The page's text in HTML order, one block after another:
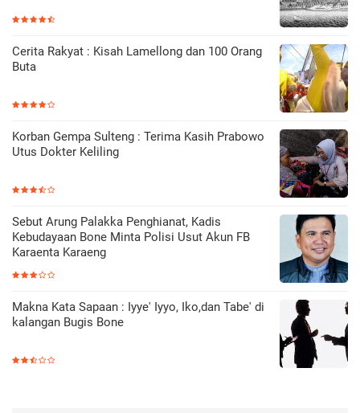
Cerita Rakyat : Kisah Lamellong dan 100 Orang
Buta
Korban Gempa Sulteng : Terima Kasih Prabowo
Utus Dokter Keliling
Sebut Arung Palakka Penghianat, Kadis
Kebudayaan Bone Minta Polisi Usut Akun FB
Karaenta Karaeng
Makna Kata Sapaan : Iyye' Iyyo, Iko,dan Tabe' di
kalangan Bugis Bone